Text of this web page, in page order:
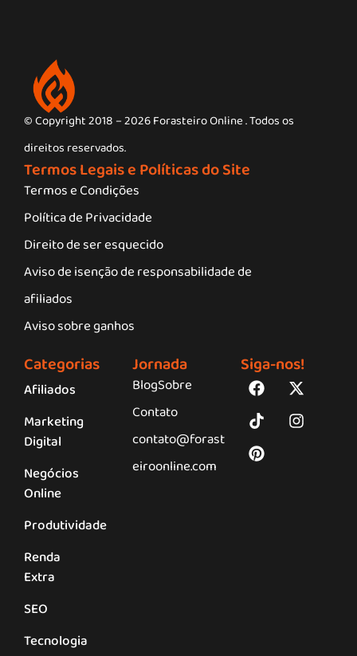
© Copyright 2018 – 2026 Forasteiro Online . Todos os
direitos reservados.
Termos Legais e Políticas do Site
Termos e Condições
Política de Privacidade
Direito de ser esquecido
Aviso de isenção de responsabilidade de
afiliados
Aviso sobre ganhos
Categorias
Afiliados
Marketing
Digital
Negócios
Online
Produtividade
Renda
Extra
SEO
Tecnologia
Jornada
BlogSobre
Contato
contato@forast
eiroonline.com
Siga-nos!